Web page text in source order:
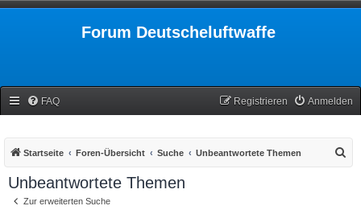
Forum Deutscheluftwaffe
FAQ Anmelden
Registrieren
Startseite Foren-Übersicht Suche Unbeantwortete Themen
Unbeantwortete Themen
Zur erweiterten Suche